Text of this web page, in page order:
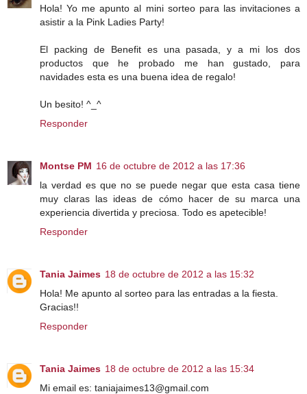
Hola! Yo me apunto al mini sorteo para las invitaciones a
asistir a la Pink Ladies Party!
El packing de Benefit es una pasada, y a mi los dos
productos que he probado me han gustado, para
navidades esta es una buena idea de regalo!
Un besito! ^_^
Responder
Montse PM 16 de octubre de 2012 a las 17:36
la verdad es que no se puede negar que esta casa tiene
muy claras las ideas de cómo hacer de su marca una
experiencia divertida y preciosa. Todo es apetecible!
Responder
Tania Jaimes 18 de octubre de 2012 a las 15:32
Hola! Me apunto al sorteo para las entradas a la fiesta.
Gracias!!
Responder
Tania Jaimes 18 de octubre de 2012 a las 15:34
Mi email es: taniajaimes13@gmail.com